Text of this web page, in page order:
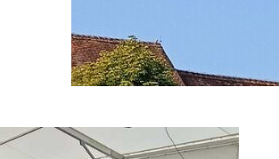
Pfarrgemeinderat
Seelsorgeraum